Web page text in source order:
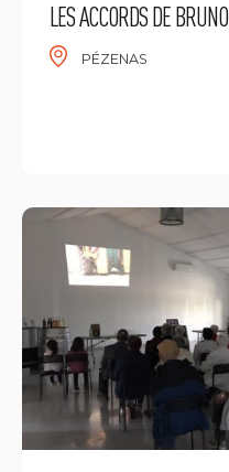
LES ACCORDS DE BRUNO
PÉZENAS